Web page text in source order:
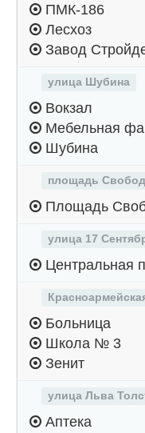
ПМК-186
Лесхоз
Завод
улица Шубина
Вокзал
Мебельная
Шубина
площадь
Площадь
улица 17
Центральная
Больница
Школа № 3
Зенит
улица Льва
Аптека